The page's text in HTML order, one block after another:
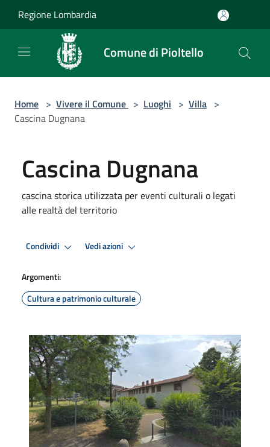
Regione Lombardia
Comune di Pioltello
Home > Vivere il Comune > Luoghi > Villa >
Cascina Dugnana
Cascina Dugnana
cascina storica utilizzata per eventi culturali o legati
alle realtà del territorio
Condividi Vedi azioni
Argomenti:
Cultura e patrimonio culturale